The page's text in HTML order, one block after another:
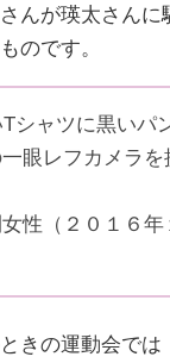
んが瑛太さんに
のです。
シャツに黒いパ
眼レフカメラを
性（２０１６年
きの運動会では